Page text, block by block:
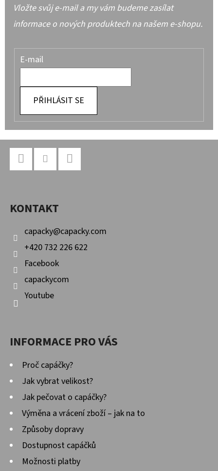
Vložte svůj e-mail a my vám budeme zasílat
informace o nových produktech na našem e-shopu.
E-mail
PŘIHLÁSIT SE
KONTAKT
capacky@capacky.com
+420 732 226 622
Facebook
capackycom
Youtube
INFORMACE PRO VÁS
Proč capáčky?
Jak vybrat velikost?
Jak pečovat o capáčky?
Výměna a vrácení zboží – jak na to
Způsoby dopravy
Dostupnost capáčků
Možnosti platby